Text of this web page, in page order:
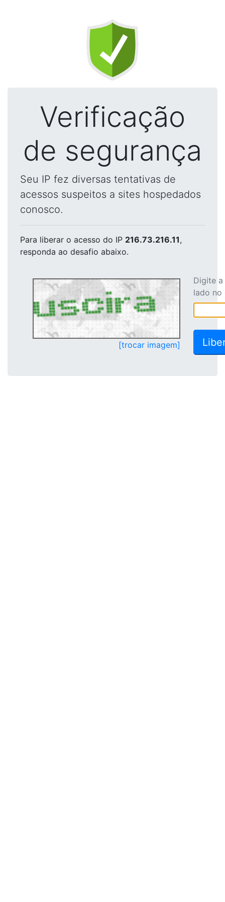
Verificação
de segurança
Seu IP fez diversas tentativas de
acessos suspeitos a sites hospedados
conosco.
Para liberar o acesso do IP 216.73.216.11,
responda ao desafio abaixo.
[trocar imagem]
Digite
lado no